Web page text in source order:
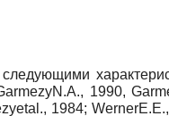
1990,
1984;